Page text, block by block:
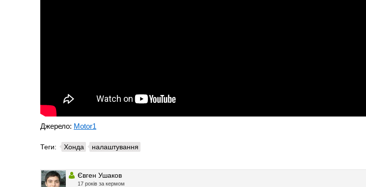
Джерело: Motor1
Теги: Хонда налаштування
Євген Ушаков
17 років за кермом